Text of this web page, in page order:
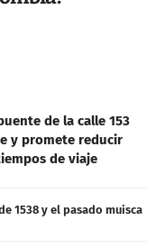
de la calle 153
y promete reducir
de viaje
1538 y el pasado muisca